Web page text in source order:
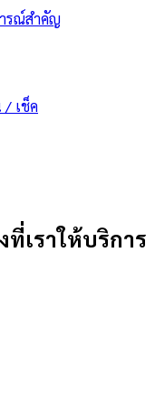
รณ์สำคัญ
/ เช็ค
ที่เราให้บริการ